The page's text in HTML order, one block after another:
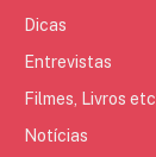
Dicas
Entrevistas
Filmes, Livros etc
Notícias